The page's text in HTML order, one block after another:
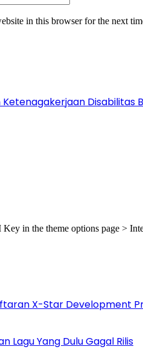
in this browser for the next
Disabilitas
in the theme options page >
X-Star Development
Lagu Yang Dulu Gagal Rilis